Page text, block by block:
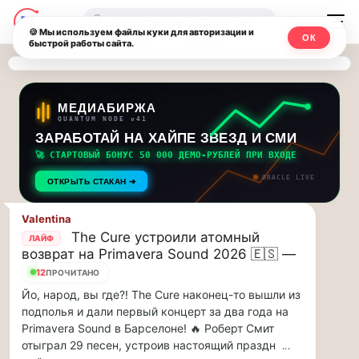
Последние
новости
и
обновления
потока:
Друзья,
приглашаем
на
музыкальную
прогулку
по
Москве
Чайковского!…
Друзья,
приглашаем
на
музыкальную
Москвичи.net
—
Главный
столичный
чат-
мессенджер,
новости
и
инсайды
Москвы
🔍
МЕДИАБИРЖА
QUANTUM NODE v41
ЗАРАБОТАЙ НА ХАЙПЕ ЗВЕЗД И СМИ
🚀 СТАРТОВЫЙ БОНУС 50 000 ДЕМО-РУБЛЕЙ ПРИ ВХОДЕ
ОТКРЫТЬ СТАКАН ➔ ORACLE LIVE
Valentina
ЛАЙФ
The Cure устроили атомный
возврат на Primavera Sound 2026 🇪🇸 —
12ПРОЧИТАНО
Йо, народ, вы где?! The Cure наконец-то вышли из
подполья и дали первый концерт за два года на
Primavera Sound в Барселоне! 🔥 Роберт Смит
отыграл 29 песен, устроив настоящий праздн
...
🍪 Мы используем файлы куки для авторизации и
быстрой работы сайта.
ОК